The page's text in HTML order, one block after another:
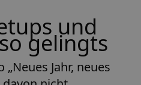
und
gelingts
Jahr, neues